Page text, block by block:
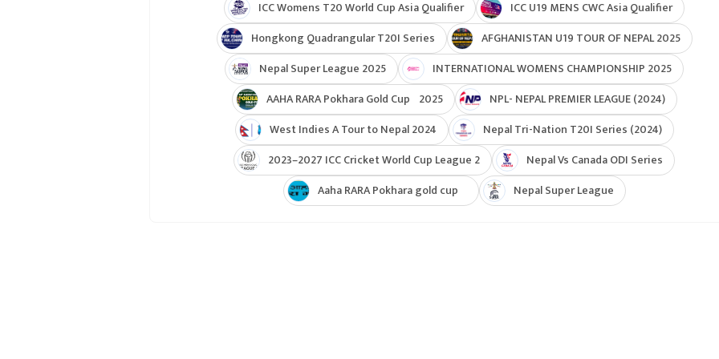
ICC Womens T20 World Cup Asia Qualifier
ICC U19 MENS CWC Asia Qualifier
Hongkong Quadrangular T20I Series
AFGHANISTAN U19 TOUR OF NEPAL 2025
Nepal Super League 2025
INTERNATIONAL WOMENS CHAMPIONSHIP 2025
AAHA RARA Pokhara Gold Cup 2025
NPL- NEPAL PREMIER LEAGUE (2024)
West Indies A Tour to Nepal 2024
Nepal Tri-Nation T20I Series (2024)
2023–2027 ICC Cricket World Cup League 2
Nepal Vs Canada ODI Series
Aaha RARA Pokhara gold cup
Nepal Super League